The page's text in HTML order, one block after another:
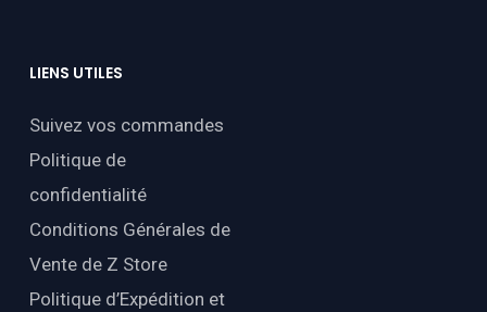
LIENS UTILES
Suivez vos commandes
Politique de
confidentialité
Conditions Générales de
Vente de Z Store
Politique d’Expédition et